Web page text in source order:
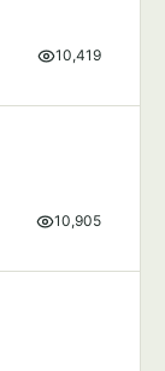
10,419
10,905